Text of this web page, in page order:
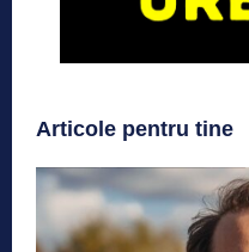
Articole pentru tine